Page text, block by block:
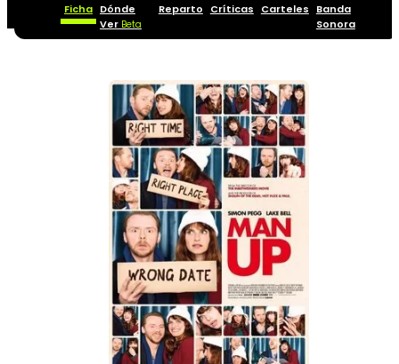
Ficha Dónde
Ver Beta
Reparto Críticas Carteles
Banda
Sonora